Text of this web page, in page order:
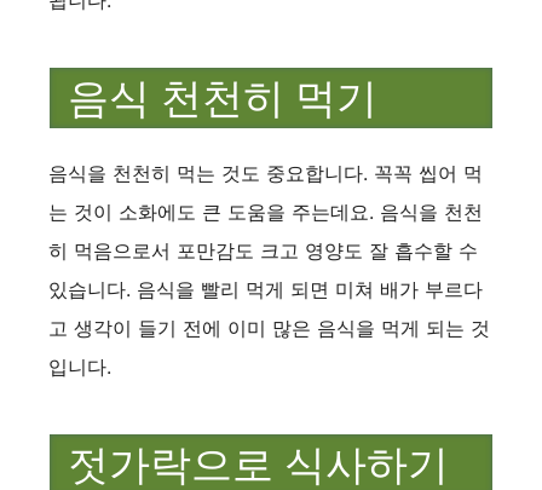
음식 천천히 먹기
음식을 천천히 먹는 것도 중요합니다. 꼭꼭 씹어 먹
는 것이 소화에도 큰 도움을 주는데요. 음식을 천천
히 먹음으로서 포만감도 크고 영양도 잘 흡수할 수
있습니다. 음식을 빨리 먹게 되면 미쳐 배가 부르다
고 생각이 들기 전에 이미 많은 음식을 먹게 되는 것
입니다.
젓가락으로 식사하기